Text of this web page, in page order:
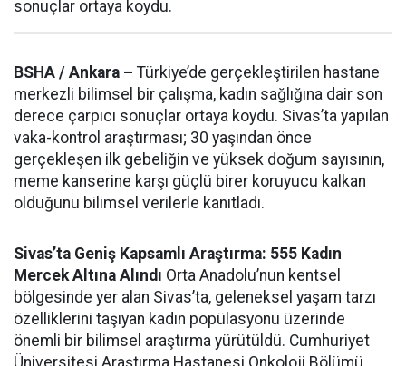
sonuçlar ortaya koydu.
BSHA / Ankara – Türkiye’de gerçekleştirilen hastane
merkezli bilimsel bir çalışma, kadın sağlığına dair son
derece çarpıcı sonuçlar ortaya koydu. Sivas’ta yapılan
vaka-kontrol araştırması; 30 yaşından önce
gerçekleşen ilk gebeliğin ve yüksek doğum sayısının,
meme kanserine karşı güçlü birer koruyucu kalkan
olduğunu bilimsel verilerle kanıtladı.
Sivas’ta Geniş Kapsamlı Araştırma: 555 Kadın
Mercek Altına Alındı Orta Anadolu’nun kentsel
bölgesinde yer alan Sivas’ta, geleneksel yaşam tarzı
özelliklerini taşıyan kadın popülasyonu üzerinde
önemli bir bilimsel araştırma yürütüldü. Cumhuriyet
Üniversitesi Araştırma Hastanesi Onkoloji Bölümü